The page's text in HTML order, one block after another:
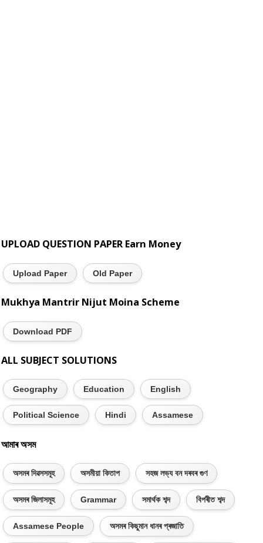
UPLOAD QUESTION PAPER Earn Money
Upload Paper Old Paper
Mukhya Mantrir Nijut Moina Scheme
Download PDF
ALL SUBJECT SOLUTIONS
Geography Education English
Political Science Hindi Assamese
আমাৰ অসম
অসমৰ দিৱসসমূহ অসমীয়া কিতাপ সহজ লভ্য বন দৰবৰ গুণ
অসমৰ জিলাসমূহ Grammar সমাৰ্থক শব্দ বিপৰীত শব্দ
Assamese People অসমৰ কিছুমান ধানৰ প্ৰজাতি